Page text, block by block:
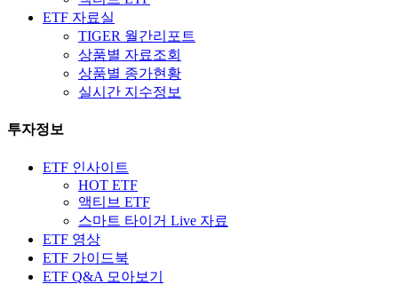
ETF 자료실
TIGER 월간리포트
상품별 자료조회
상품별 종가현황
실시간 지수정보
투자정보
ETF 인사이트
HOT ETF
액티브 ETF
스마트 타이거 Live 자료
ETF 영상
ETF 가이드북
ETF Q&A 모아보기